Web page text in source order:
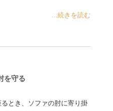
...続きを読む
を守る
るとき、ソファの肘に寄り掛